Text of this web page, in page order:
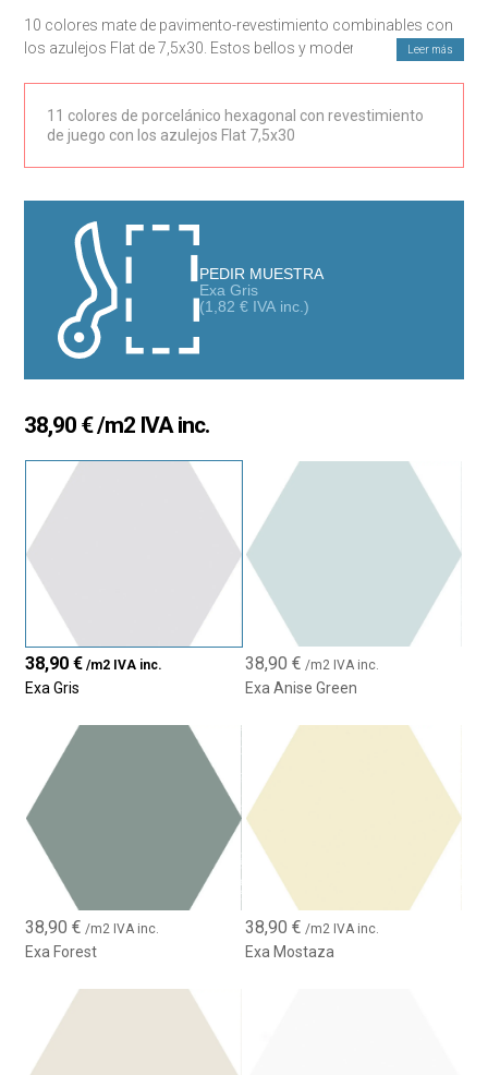
10 colores mate de pavimento-revestimiento combinables con
los azulejos Flat de 7,5x30. Estos bellos y modernos
públicos. Colores solidos y homogeneos entre piezas en
superficie lisa
Leer más
11 colores de porcelánico hexagonal con revestimiento
de juego con los azulejos Flat 7,5x30
PEDIR MUESTRA
Exa Gris
(1,82 € IVA inc.)
38,90 €/m2 IVA inc.
38,90€ /m2 IVA inc.
Exa Gris
38,90 € /m2 IVA inc.
Exa Anise Green
38,90€ /m2 IVA inc.
Exa Forest
38,90 € /m2 IVA inc.
Exa Mostaza